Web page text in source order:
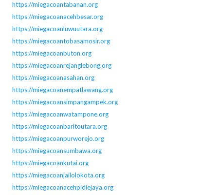
https://miegacoantabanan.org
https://miegacoanacehbesar.org
https://miegacoanluwuutara.org
https://miegacoantobasamosir.org
https://miegacoanbuton.org
https://miegacoanrejanglebong.org
https://miegacoanasahan.org
https://miegacoanempatlawang.org
https://miegacoansimpangampek.org
https://miegacoanwatampone.org
https://miegacoanbaritoutara.org
https://miegacoanpurworejo.org
https://miegacoansumbawa.org
https://miegacoankutai.org
https://miegacoanjailolokota.org
https://miegacoanacehpidiejaya.org